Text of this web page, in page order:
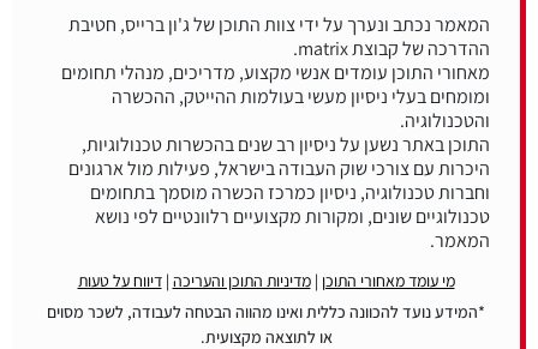
המאמר נכתב ונערך על ידי צוות התוכן של ג'ון ברייס, חטיבת
מאחורי התוכן עומדים אנשי מקצוע, מדריכים, מנהלי תחומים
ומומחים בעלי ניסיון מעשי בעולמות ההייטק, ההכשרה
התוכן באתר נשען על ניסיון רב שנים בהכשרות טכנולוגיות,
היכרות עם צורכי שוק העבודה בישראל, פעילות מול ארגונים
וחברות טכנולוגיה, ניסיון כמרכז הכשרה מוסמך בתחומים
טכנולוגיים שונים, ומקורות מקצועיים רלוונטיים לפי נושא
המאמר.
מי עומד מאחורי התוכן |מדיניות התוכן והעריכה |דיווח על טעות
*המידע נועד להכוונה כללית ואינו מהווה הבטחה לעבודה, לשכר מסוים
או לתוצאה מקצועית.